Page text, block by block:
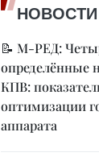
НОВОСТИ
📝 М-РЕД:
определённые
КПВ:
оптимизации
аппарата